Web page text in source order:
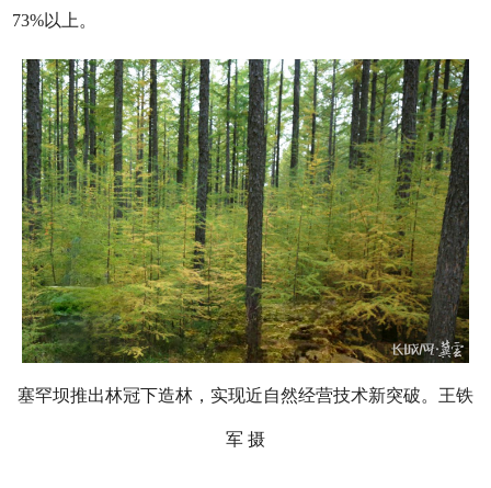
73%以上。
塞罕坝推出林冠下造林，实现近自然经营技术新突破。王铁
军 摄